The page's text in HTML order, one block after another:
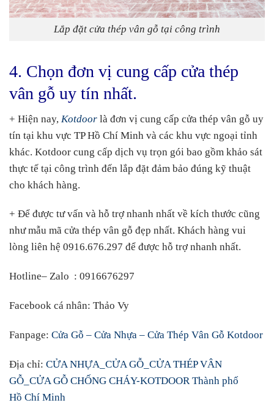
Lắp đặt cửa thép vân gỗ tại công trình
4. Chọn đơn vị cung cấp cửa thép
vân gỗ uy tín nhất.
+ Hiện nay, Kotdoor là đơn vị cung cấp cửa thép vân gỗ uy
tín tại khu vực TP Hồ Chí Minh và các khu vực ngoại tỉnh
khác. Kotdoor cung cấp dịch vụ trọn gói bao gồm khảo sát
thực tế tại công trình đến lắp đặt đảm bảo đúng kỹ thuật
cho khách hàng.
+ Để được tư vấn và hỗ trợ nhanh nhất về kích thước cũng
như mẫu mã cửa thép vân gỗ đẹp nhất. Khách hàng vui
lòng liên hệ 0916.676.297 để được hỗ trợ nhanh nhất.
Hotline– Zalo : 0916676297
Facebook cá nhân: Thảo Vy
Fanpage: Cửa Gỗ – Cửa Nhựa – Cửa Thép Vân Gỗ Kotdoor
Địa chỉ: CỬA NHỰA_CỬA GỖ_CỬA THÉP VÂN
GỖ_CỬA GỖ CHỐNG CHÁY-KOTDOOR Thành phố
Hồ Chí Minh